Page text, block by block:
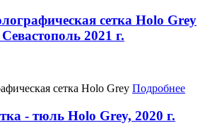
сетка Holo Grey
2021 г.
сетка Holo Grey Подробнее
- тюль Holo Grey, 2020 г.